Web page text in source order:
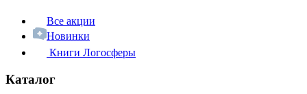
Все акции
Новинки
Книги Логосферы
Каталог